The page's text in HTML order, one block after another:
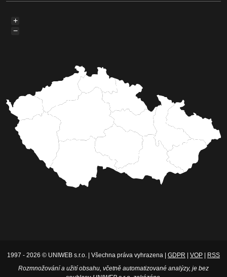
+
−
1997 - 2026 © UNIWEB s.r.o. | Všechna práva vyhrazena | GDPR VOP
RSS
Rozmnožování a užití obsahu, včetně automatizované analýzy, je bez